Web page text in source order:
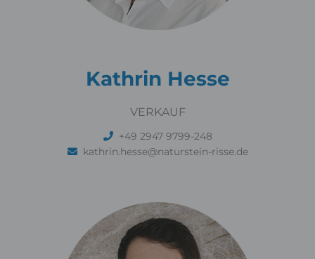
Kathrin Hesse
VERKAUF
+49 2947 9799-248
kathrin.hesse@naturstein-risse.de